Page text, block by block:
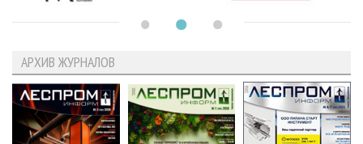
АРХИВ ЖУРНАЛОВ